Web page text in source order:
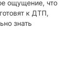
ощущение, что
к ДТП,
знать